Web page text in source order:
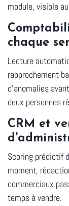
module, visible
chaque
Lecture
rapprochement
d'anomalies
deux personnes
CRM et
Scoring prédictif
moment,
commerciaux
temps à vendre.